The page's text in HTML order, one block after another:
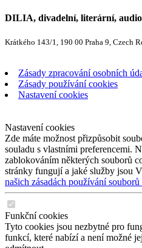
DILIA, divadelní, literární,
Krátkého 143/1, 190 00 Praha 9, Czech
Zásady zpracování osobních
Zásady používání cookies
Nastavení cookies
Nastavení cookies
Zde máte možnost přizpůsobit
souladu s vlastními preferencemi.
zablokováním některých souborů
stránky fungují a jaké služby jsou
našich zásadách používání
Funkční cookies
Tyto cookies jsou nezbytné pro
funkcí, které nabízí a není možné